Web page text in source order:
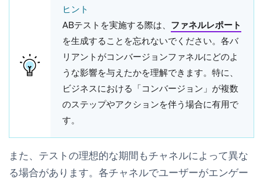
ヒント
ABテストを実施する際は、 ファネルレポート
を生成することを忘れないでください。各バ
リアントがコンバージョンファネルにどのよ
うな影響を与えたかを理解できます。特に、
ビジネスにおける「コンバージョン」が複数
のステップやアクションを伴う場合に有用で
す。
また、テストの理想的な期間もチャネルによって異な
る場合があります。各チャネルでユーザーがエンゲー